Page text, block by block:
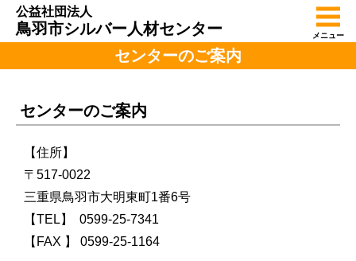
公益社団法人
鳥羽市シルバー人材センター メニュー
センターのご案内
センターのご案内
【住所】
〒517-0022
三重県鳥羽市大明東町1番6号
【TEL】 0599-25-7341
【FAX 】 0599-25-1164